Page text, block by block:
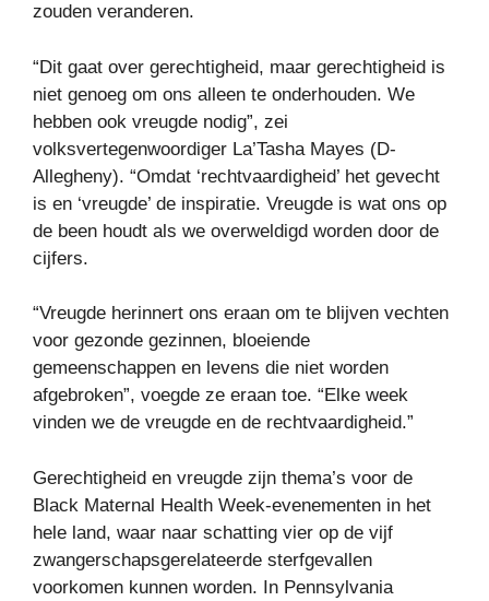
zouden veranderen.
“Dit gaat over gerechtigheid, maar gerechtigheid is
niet genoeg om ons alleen te onderhouden. We
hebben ook vreugde nodig”, zei
volksvertegenwoordiger La’Tasha Mayes (D-
Allegheny). “Omdat ‘rechtvaardigheid’ het gevecht
is en ‘vreugde’ de inspiratie. Vreugde is wat ons op
de been houdt als we overweldigd worden door de
cijfers.
“Vreugde herinnert ons eraan om te blijven vechten
voor gezonde gezinnen, bloeiende
gemeenschappen en levens die niet worden
afgebroken”, voegde ze eraan toe. “Elke week
vinden we de vreugde en de rechtvaardigheid.”
Gerechtigheid en vreugde zijn thema’s voor de
Black Maternal Health Week-evenementen in het
hele land, waar naar schatting vier op de vijf
zwangerschapsgerelateerde sterfgevallen
voorkomen kunnen worden. In Pennsylvania